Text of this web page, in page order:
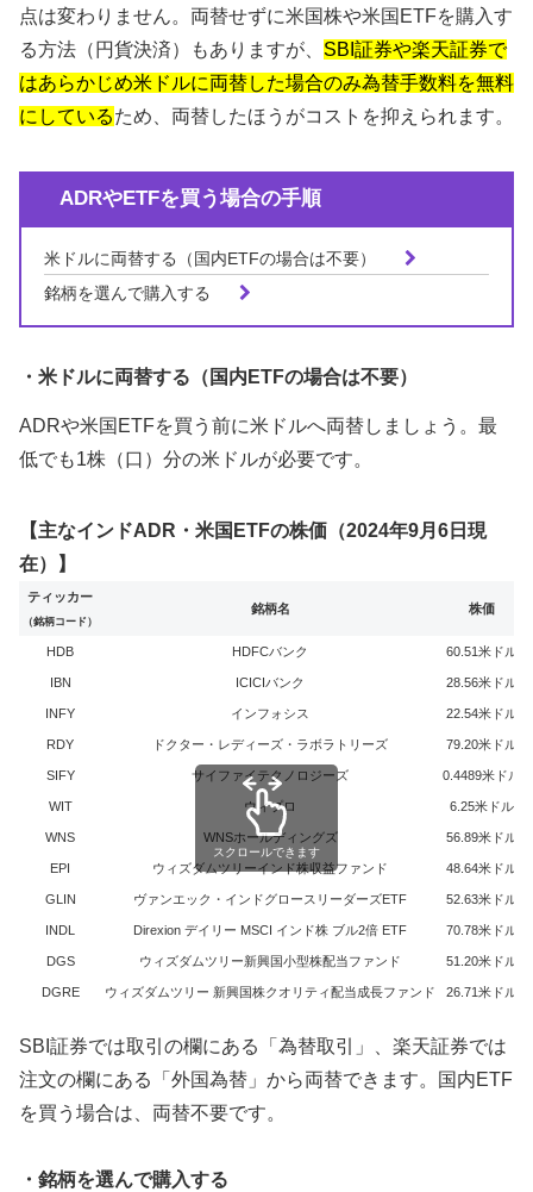
点は変わりません。両替せずに米国株や米国ETFを購入す
る方法（円貨決済）もありますが、 SBI証券や楽天証券で
はあらかじめ米ドルに両替した場合のみ為替手数料を無料
にしているため、両替したほうがコストを抑えられます。
ADRやETFを買う場合の手順
米ドルに両替する（国内ETFの場合は不要）
銘柄を選んで購入する
・米ドルに両替する（国内ETFの場合は不要）
ADRや米国ETFを買う前に米ドルへ両替しましょう。最
低でも1株（口）分の米ドルが必要です。
【主なインドADR・米国ETFの株価（2024年9月6日現
在）】
ティッカー
（銘柄コード）
銘柄名 株価
HDB HDFCバンク 60.51米ドル
IBN ICICIバンク 28.56米ドル
INFY インフォシス 22.54米ドル
RDY ドクター・レディーズ・ラボラトリーズ 79.20米ドル
SIFY サイファイテクノロジーズ 0.4489米ドル
WIT ウィプロ 6.25米ドル
WNS WNSホールディングズ 56.89米ドル
EPI ウィズダムツリーインド株収益ファンド 48.64米ドル
GLIN ヴァンエック・インドグロースリーダーズETF 52.63米ドル
INDL Direxion デイリー MSCI インド株 ブル2倍 ETF 70.78米ドル
DGS ウィズダムツリー新興国小型株配当ファンド 51.20米ドル
DGRE ウィズダムツリー 新興国株クオリティ配当成長ファンド 26.71米ドル
スクロールできます
SBI証券では取引の欄にある「為替取引」、楽天証券では
注文の欄にある「外国為替」から両替できます。国内ETF
を買う場合は、両替不要です。
・銘柄を選んで購入する